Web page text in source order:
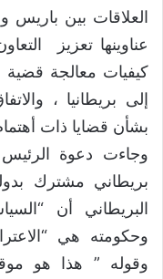
العلاقات بين
عناوينها تعزيز
كيفيات معالجة قضية
إلى بريطانيا ،
بشأن قضايا ذات
وجاءت دعوة
بريطاني مشترك
البريطاني أن
وحكومته هي
وقوله ” هذا هو